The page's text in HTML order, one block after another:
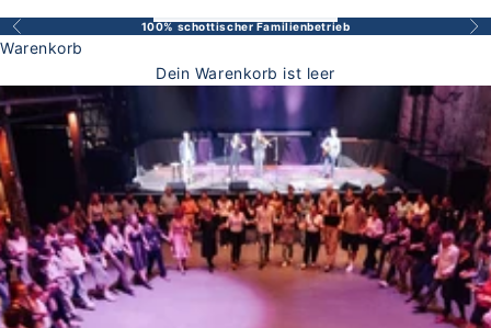
Zurück 100% schottischer Familienbetrieb Vor
Warenkorb
Dein Warenkorb ist leer